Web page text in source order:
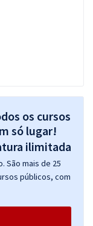
os cursos
só lugar!
São mais de 25
públicos, com